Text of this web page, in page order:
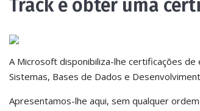
Track e obter uma
A Microsoft disponibiliza-lhe certificações
Sistemas, Bases de Dados e
Apresentamos-lhe aqui, sem qualquer